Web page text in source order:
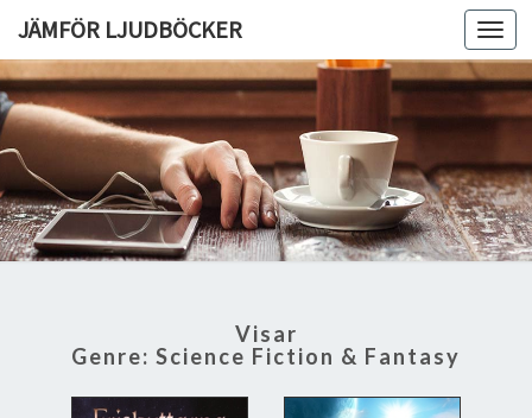
JÄMFÖR LJUDBÖCKER
Visar
Genre: Science Fiction & Fantasy